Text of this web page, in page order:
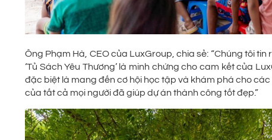
Ông Phạm Hà, CEO của LuxGroup, chia sẻ: “Chúng tôi
‘Tủ Sách Yêu Thương’ là minh chứng cho cam kết của
đặc biệt là mang đến cơ hội học tập và khám phá cho
của tất cả mọi người đã giúp dự án thành công tốt đẹp.”